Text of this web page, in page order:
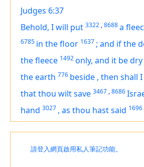
Judges 6:37
Behold, I will put 3322 ,8688a
6785 in the floor 1637 ; and if the
the fleece 1492only, and it bedry
the earth 776 beside , then shall
that thou wilt save 3467 ,8686
hand 3027 , as thou hast said 1696
請登入網頁啟用私人筆記功能。